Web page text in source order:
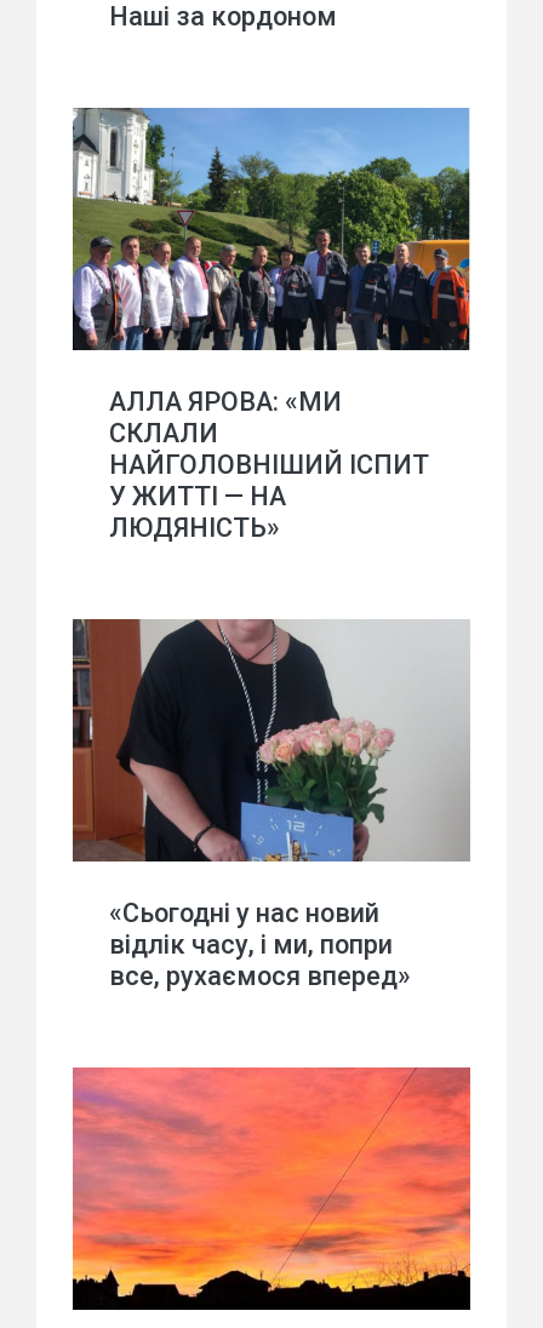
Наші за кордоном
АЛЛА ЯРОВА: «МИ
СКЛАЛИ
НАЙГОЛОВНІШИЙ ІСПИТ
У ЖИТТІ — НА
ЛЮДЯНІСТЬ»
«Сьогодні у нас новий
відлік часу, і ми, попри
все, рухаємося вперед»